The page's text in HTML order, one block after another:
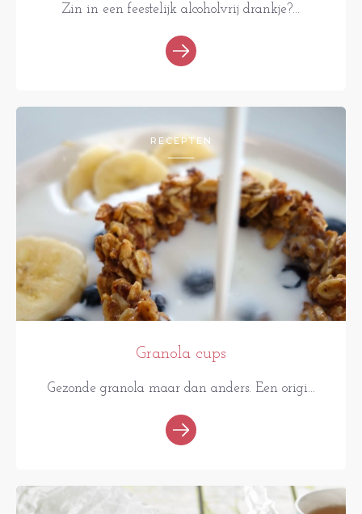
Zin in een feestelijk alcoholvrij drankje?...
RECEPTEN
Granola cups
Gezonde granola maar dan anders. Een origi...